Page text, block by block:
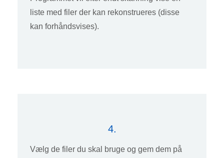
liste med filer der kan rekonstrueres (disse
kan forhåndsvises).
4.
Vælg de filer du skal bruge og gem dem på